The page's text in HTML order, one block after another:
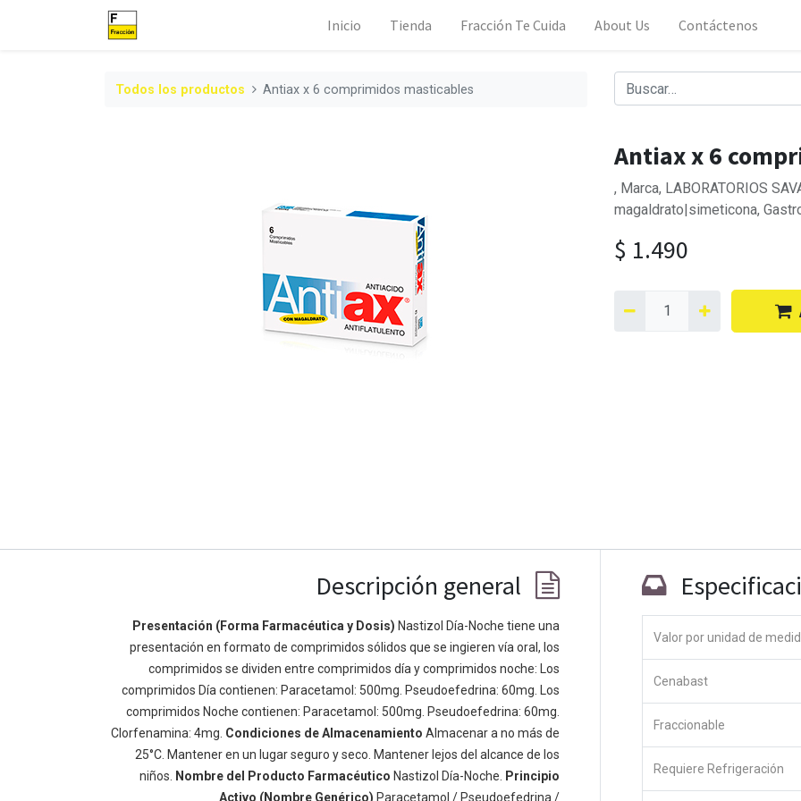
Inicio Tienda Fracción Te Cuida About Us Contáctenos
Todos los productos Antiax x 6 comprimidos masticables
Antiax x 6
, Marca, LABORATORIOS
magaldrato|simeticona,
$ 1.490
Descripción general
Presentación (Forma Farmacéutica y Dosis) Nastizol Día-Noche tiene una
presentación en formato de comprimidos sólidos que se ingieren vía oral, los
comprimidos se dividen entre comprimidos día y comprimidos noche: Los
comprimidos Día contienen: Paracetamol: 500mg. Pseudoefedrina: 60mg. Los
comprimidos Noche contienen: Paracetamol: 500mg. Pseudoefedrina: 60mg.
Clorfenamina: 4mg. Condiciones de Almacenamiento Almacenar a no más de
25°C. Mantener en un lugar seguro y seco. Mantener lejos del alcance de los
niños.
Nombre del Producto Farmacéutico Nastizol Día-Noche.
Principio
Activo (Nombre Genérico) Paracetamol / Pseudoefedrina /
Valor por unidad de
Cenabast
Fraccionable
Requiere Refrigeración
Enlaces de Ínteres
Inicio
Acerca de
Productos
Servicios
Política de privacidad
Acerca de
Somos un equipo de personas apasionadas cuyo objetivo es
mejorar la vida de todos a través de productos disruptivos.
Construimos grandes productos para resolver sus problemas
de negocio. Nuestros productos están diseñados para
pequeñas y medianas empresas dispuestas a optimizar su
rendimiento.